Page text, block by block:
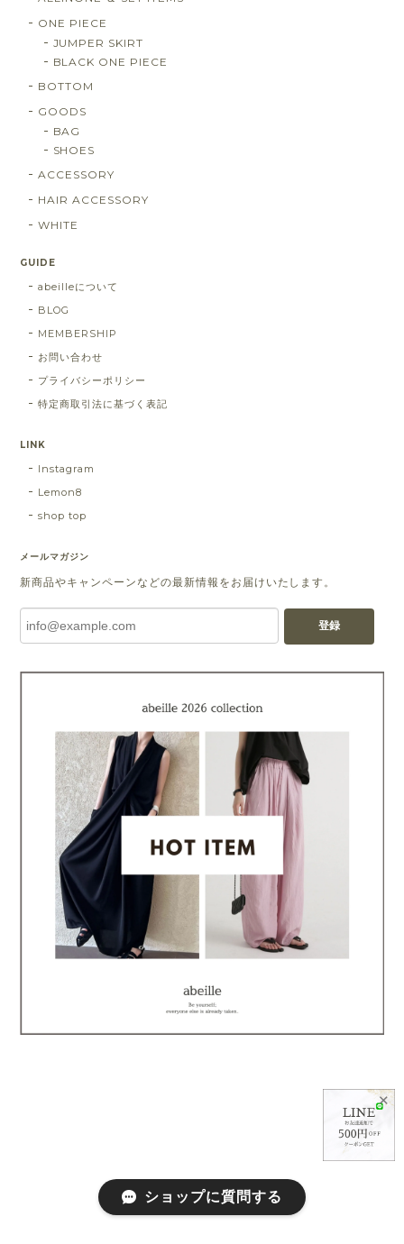
✕
ONE PIECE
JUMPER SKIRT
BLACK ONE PIECE
BOTTOM
GOODS
BAG
SHOES
ACCESSORY
HAIR ACCESSORY
WHITE
GUIDE
abeilleについて
BLOG
MEMBERSHIP
お問い合わせ
プライバシーポリシー
特定商取引法に基づく表記
LINK
Instagram
Lemon8
shop top
メールマガジン
新商品やキャンペーンなどの最新情報をお届けいたします。
登録
ショップに質問する